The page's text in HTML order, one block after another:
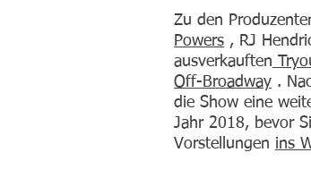
Zu den
Powers , RJ
ausverkauften
Off-Broadway .
die Show eine
Jahr 2018, bevor
Vorstellungen ins